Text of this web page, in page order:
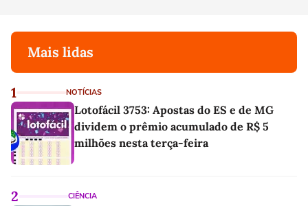
Mais lidas
1 NOTÍCIAS
Lotofácil 3753: Apostas do ES e de MG
dividem o prêmio acumulado de R$ 5
milhões nesta terça-feira
2 CIÊNCIA